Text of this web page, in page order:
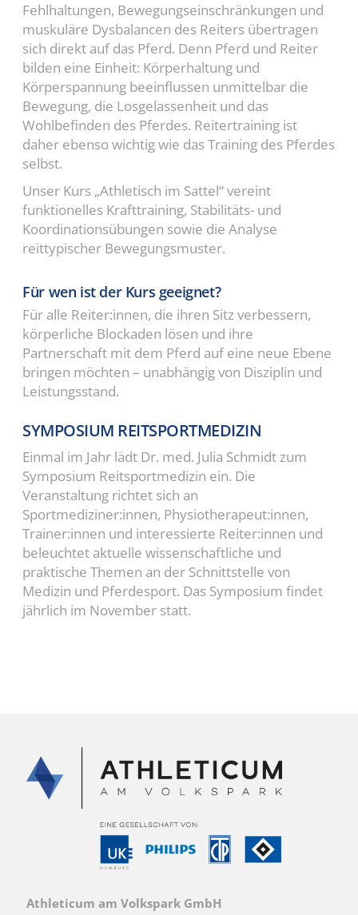
Fehlhaltungen, Bewegungseinschränkungen und
muskuläre Dysbalancen des Reiters übertragen
sich direkt auf das Pferd. Denn Pferd und Reiter
bilden eine Einheit: Körperhaltung und
Körperspannung beeinflussen unmittelbar die
Bewegung, die Losgelassenheit und das
Wohlbefinden des Pferdes. Reitertraining ist
daher ebenso wichtig wie das Training des Pferdes
selbst.
Unser Kurs „Athletisch im Sattel“ vereint
funktionelles Krafttraining, Stabilitäts- und
Koordinationsübungen sowie die Analyse
reittypischer Bewegungsmuster.
Für wen ist der Kurs geeignet?
Für alle Reiter:innen, die ihren Sitz verbessern,
körperliche Blockaden lösen und ihre
Partnerschaft mit dem Pferd auf eine neue Ebene
bringen möchten – unabhängig von Disziplin und
Leistungsstand.
SYMPOSIUM REITSPORTMEDIZIN
Einmal im Jahr lädt Dr. med. Julia Schmidt zum
Symposium Reitsportmedizin ein. Die
Veranstaltung richtet sich an
Sportmediziner:innen, Physiotherapeut:innen,
Trainer:innen und interessierte Reiter:innen und
beleuchtet aktuelle wissenschaftliche und
praktische Themen an der Schnittstelle von
Medizin und Pferdesport. Das Symposium findet
jährlich im November statt.
Athleticum am Volkspark GmbH